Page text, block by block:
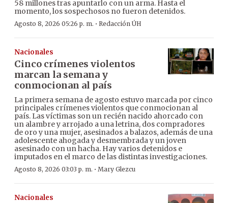
58 millones tras apuntarlo con un arma. Hasta el
momento, los sospechosos no fueron detenidos.
Agosto 8, 2026 05:26 p. m. · Redacción ÚH
Nacionales
Cinco crímenes violentos
marcan la semana y
conmocionan al país
La primera semana de agosto estuvo marcada por cinco
principales crímenes violentos que conmocionan al
país. Las víctimas son un recién nacido ahorcado con
un alambre y arrojado a una letrina, dos compradores
de oro y una mujer, asesinados a balazos, además de una
adolescente ahogada y desmembrada y un joven
asesinado con un hacha. Hay varios detenidos e
imputados en el marco de las distintas investigaciones.
Agosto 8, 2026 03:03 p. m. · Mary Glezcu
Nacionales